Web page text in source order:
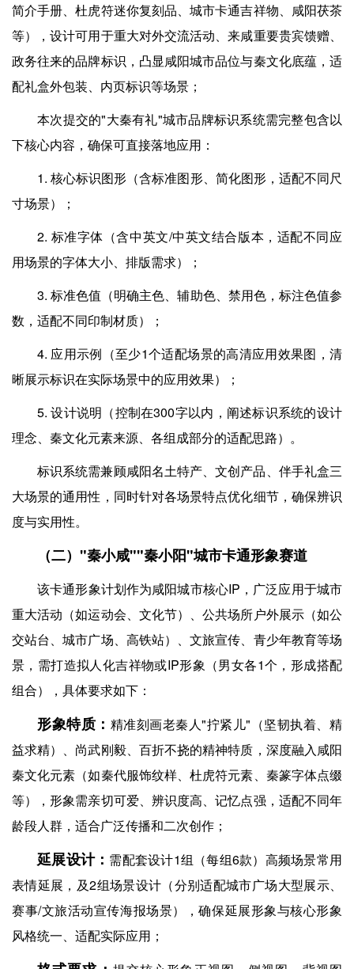
简介手册、杜虎符迷你复刻品、城市卡通吉祥物、咸阳茯茶
等），设计可用于重大对外交流活动、来咸重要贵宾馈赠、
政务往来的品牌标识，凸显咸阳城市品位与秦文化底蕴，适
配礼盒外包装、内页标识等场景；
本次提交的"大秦有礼"城市品牌标识系统需完整包含以
下核心内容，确保可直接落地应用：
1. 核心标识图形（含标准图形、简化图形，适配不同尺
寸场景）；
2. 标准字体（含中英文/中英文结合版本，适配不同应
用场景的字体大小、排版需求）；
3. 标准色值（明确主色、辅助色、禁用色，标注色值参
数，适配不同印制材质）；
4. 应用示例（至少1个适配场景的高清应用效果图，清
晰展示标识在实际场景中的应用效果）；
5. 设计说明（控制在300字以内，阐述标识系统的设计
理念、秦文化元素来源、各组成部分的适配思路）。
标识系统需兼顾咸阳名土特产、文创产品、伴手礼盒三
大场景的通用性，同时针对各场景特点优化细节，确保辨识
度与实用性。
（二）"秦小咸""秦小阳"城市卡通形象赛道
该卡通形象计划作为咸阳城市核心IP，广泛应用于城市
重大活动（如运动会、文化节）、公共场所户外展示（如公
交站台、城市广场、高铁站）、文旅宣传、青少年教育等场
景，需打造拟人化吉祥物或IP形象（男女各1个，形成搭配
组合），具体要求如下：
形象特质： 精准刻画老秦人"拧紧儿"（坚韧执着、精
益求精）、尚武刚毅、百折不挠的精神特质，深度融入咸阳
秦文化元素（如秦代服饰纹样、杜虎符元素、秦篆字体点缀
等），形象需亲切可爱、辨识度高、记忆点强，适配不同年
龄段人群，适合广泛传播和二次创作；
延展设计： 需配套设计1组（每组6款）高频场景常用
表情延展，及2组场景设计（分别适配城市广场大型展示、
赛事/文旅活动宣传海报场景），确保延展形象与核心形象
风格统一、适配实际应用；